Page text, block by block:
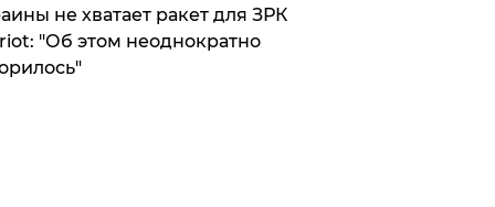
не хватает ракет для ЗРК
"Об этом неоднократно